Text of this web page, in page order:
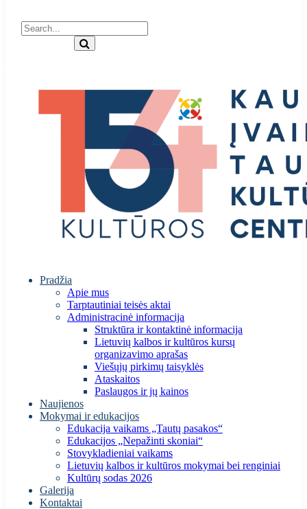
Pradžia
Apie mus
Tarptautiniai teisės aktai
Administracinė informacija
Struktūra ir kontaktinė informacija
Lietuvių kalbos ir kultūros kursų
organizavimo aprašas
Viešųjų pirkimų taisyklės
Ataskaitos
Paslaugos ir jų kainos
Naujienos
Mokymai ir edukacijos
Edukacija vaikams „Tautų pasakos“
Edukacijos „Nepažinti skoniai“
Stovykladieniai vaikams
Lietuvių kalbos ir kultūros mokymai bei renginiai
Kultūrų sodas 2026
Galerija
Kontaktai